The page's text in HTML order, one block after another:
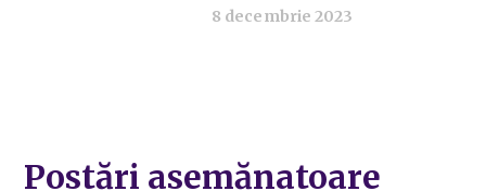
8 decembrie 2023
Postări asemănatoare